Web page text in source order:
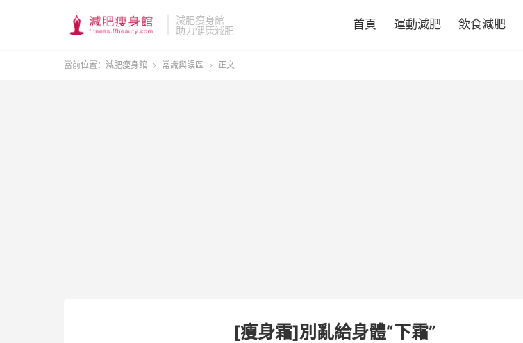
減肥瘦身館
助力健康減肥
首頁 運動減肥 飲食減肥
當前位置： 減肥瘦身館  常識與誤區  正文
[瘦身霜]別亂給身體“下霜”